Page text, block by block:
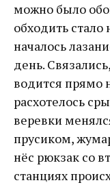
можно было
обходить стало
началось
день.
водится прямо
расхотелось
веревки
прусиком,
нёс рюкзак со
станциях